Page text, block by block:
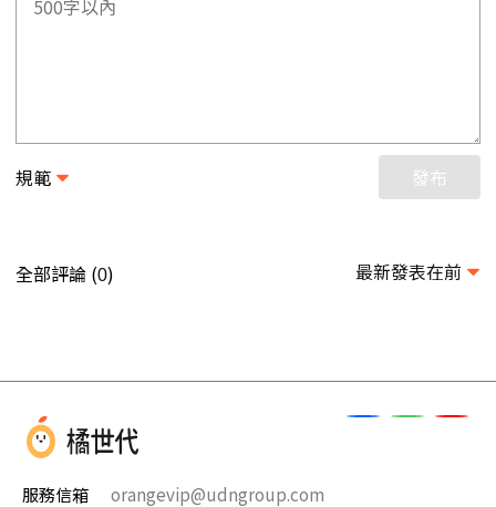
規範 發布
全部評論 (0) 最新發表在前
服務信箱 orangevip@udngroup.com